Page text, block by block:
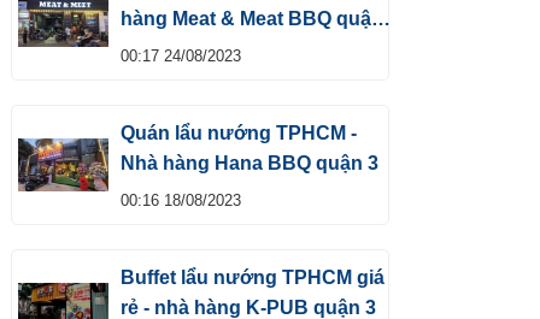
hàng Meat & Meat BBQ quận
1
00:17 24/08/2023
Quán lẩu nướng TPHCM -
Nhà hàng Hana BBQ quận 3
00:16 18/08/2023
Buffet lẩu nướng TPHCM giá
rẻ - nhà hàng K-PUB quận 3